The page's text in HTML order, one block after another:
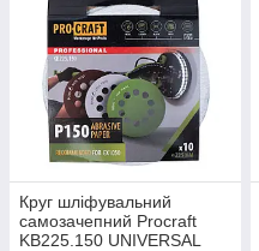
Круг шліфувальний
самозачепний Procraft
KB225.150 UNIVERSAL